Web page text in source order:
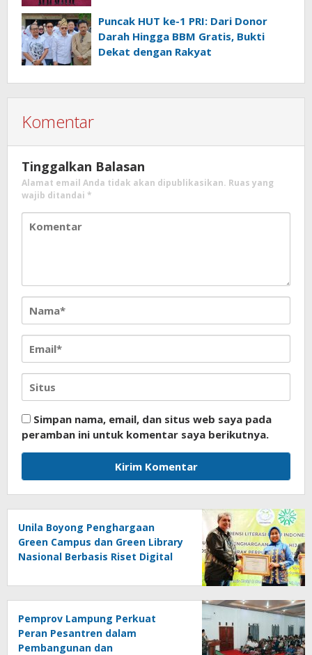
Puncak HUT ke-1 PRI: Dari Donor
Darah Hingga BBM Gratis, Bukti
Dekat dengan Rakyat
Komentar
Tinggalkan Balasan
Alamat email Anda tidak akan dipublikasikan. Ruas yang
wajib ditandai *
Simpan nama, email, dan situs web saya pada
peramban ini untuk komentar saya berikutnya.
Unila Boyong Penghargaan
Green Campus dan Green Library
Nasional Berbasis Riset Digital
Pemprov Lampung Perkuat
Peran Pesantren dalam
Pembangunan dan